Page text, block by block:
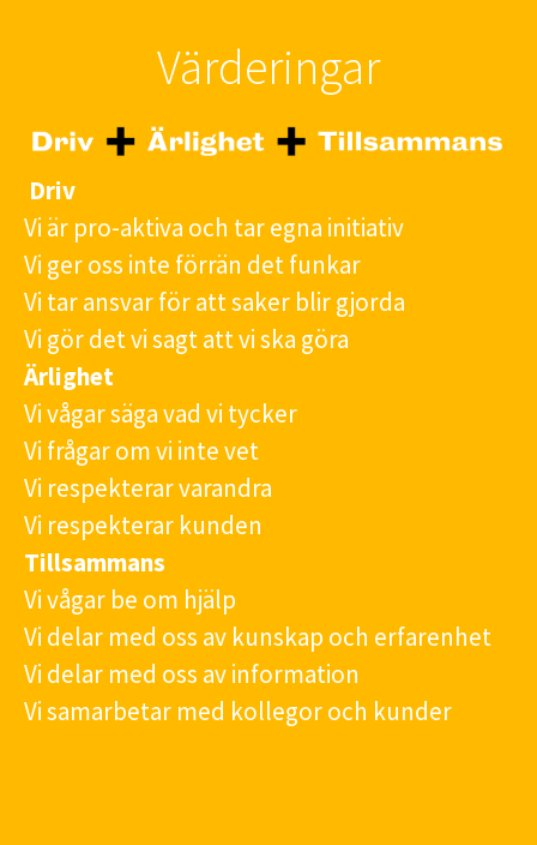
Värderingar
Driv
Vi är pro-aktiva och tar egna initiativ
Vi ger oss inte förrän det funkar
Vi tar ansvar för att saker blir gjorda
Vi gör det vi sagt att vi ska göra
Ärlighet
Vi vågar säga vad vi tycker
Vi frågar om vi inte vet
Vi respekterar varandra
Vi respekterar kunden
Tillsammans
Vi vågar be om hjälp
Vi delar med oss av kunskap och erfarenhet
Vi delar med oss av information
Vi samarbetar med kollegor och kunder